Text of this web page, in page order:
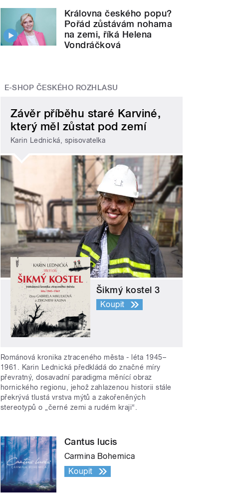
Královna českého popu?
Pořád zůstávám nohama
na zemi, říká Helena
Vondráčková
E-SHOP ČESKÉHO ROZHLASU
Závěr příběhu staré Karviné,
který měl zůstat pod zemí
Karin Lednická, spisovatelka
Šikmý kostel 3
Koupit
Románová kronika ztraceného města - léta 1945–
1961. Karin Lednická předkládá do značné míry
převratný, dosavadní paradigma měnící obraz
hornického regionu, jehož zahlazenou historii stále
překrývá tlustá vrstva mýtů a zakořeněných
stereotypů o „černé zemi a rudém kraji“.
Cantus lucis
Carmina Bohemica
Koupit